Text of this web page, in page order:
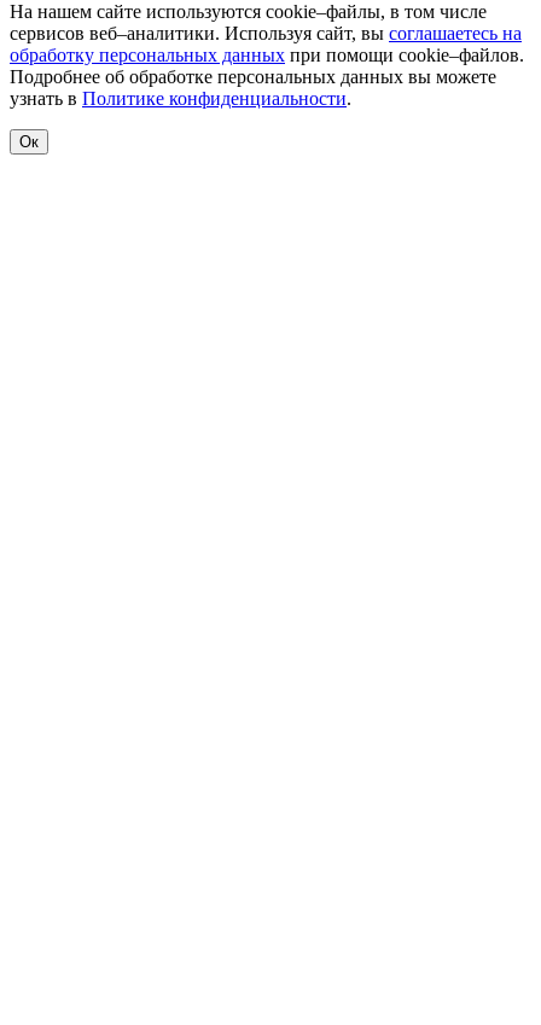
На нашем сайте используются cookie–файлы, в том числе
сервисов веб–аналитики. Используя сайт, вы соглашаетесь на
обработку персональных данных при помощи cookie–файлов.
Подробнее об обработке персональных данных вы можете
узнать в Политике конфиденциальности.
Ок